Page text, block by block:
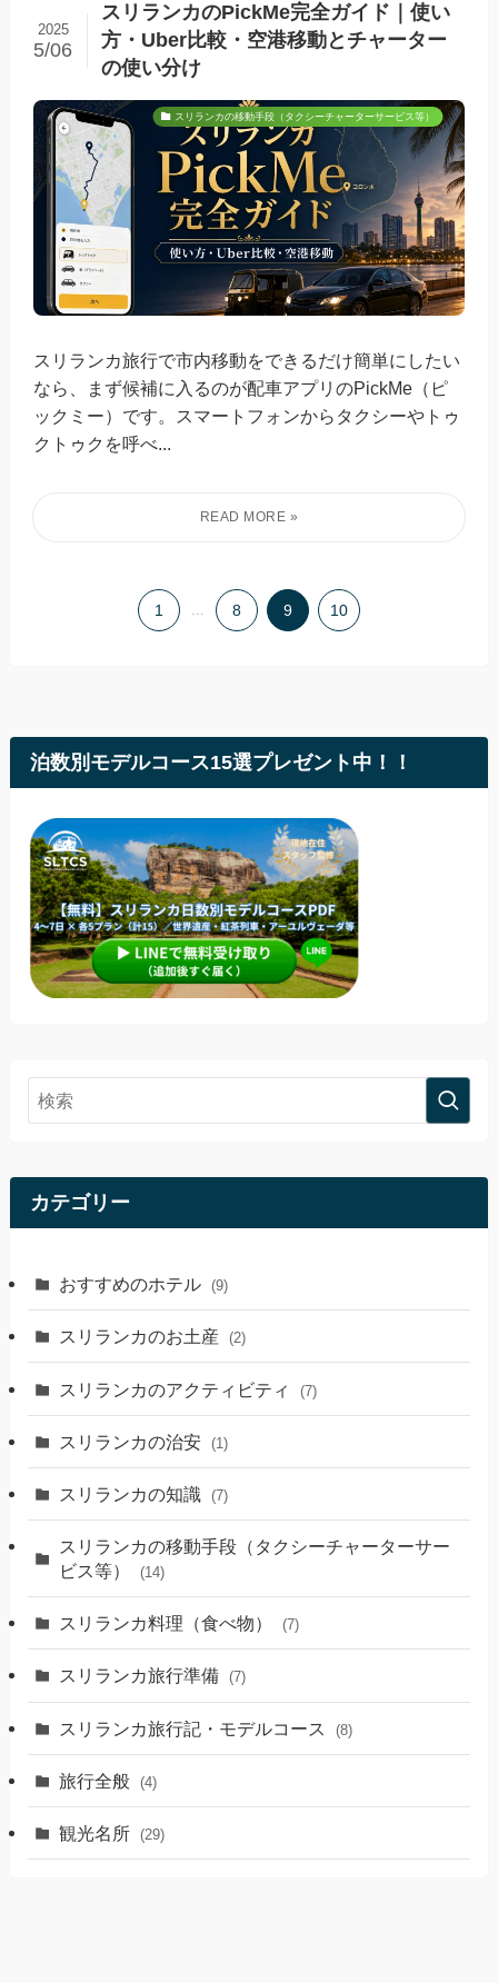
スリランカのPickMe完全ガイド｜使い
方・Uber比較・空港移動とチャーター
の使い分け
2025
5/06
スリランカの移動手段（タクシーチャーターサービス等）
スリランカ旅行で市内移動をできるだけ簡単にしたい
なら、まず候補に入るのが配車アプリのPickMe（ピ
ックミー）です。スマートフォンからタクシーやトゥ
クトゥクを呼べ...
1 ... 8 9 10
泊数別モデルコース15選プレゼント中！！
カテゴリー
おすすめのホテル (9)
スリランカのお土産 (2)
スリランカのアクティビティ (7)
スリランカの治安 (1)
スリランカの知識 (7)
スリランカの移動手段（タクシーチャーターサー
ビス等）
(14)
スリランカ料理（食べ物） (7)
スリランカ旅行準備 (7)
スリランカ旅行記・モデルコース (8)
旅行全般 (4)
観光名所 (29)